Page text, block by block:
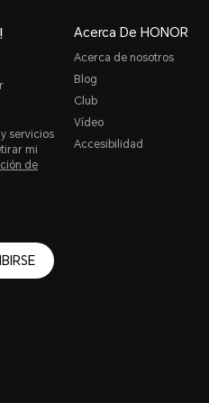
servicios
mi
de
Acerca De HONOR
Acerca de nosotros
Blog
Club
Vídeo
Accesibilidad